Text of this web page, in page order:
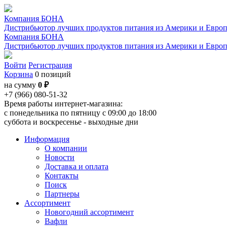
Компания БОНА
Дистрибьютор лучших продуктов питания из Америки и
Компания БОНА
Дистрибьютор лучших продуктов питания из Америки и
Войти Регистрация
Корзина 0 позиций
на сумму 0 ₽
+7 (966) 080-51-32
Время работы интернет-магазина:
с понедельника по пятницу с 09:00 до 18:00
суббота и воскресенье - выходные дни
Информация
О компании
Новости
Доставка и оплата
Контакты
Поиск
Партнеры
Ассортимент
Новогодний ассортимент
Вафли